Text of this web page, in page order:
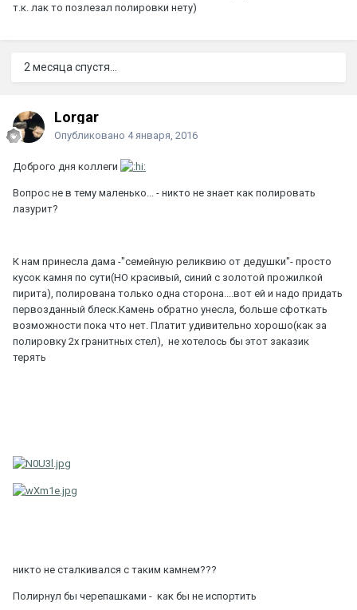
т.к. лак то позлезал полировки нету)
2 месяца спустя...
Lorgar
Опубликовано 4 января, 2016
Доброго дня коллеги
Вопрос не в тему маленько... - никто не знает как полировать
лазурит?
К нам принесла дама -"семейную реликвию от дедушки"- просто
кусок камня по сути(НО красивый, синий с золотой прожилкой
пирита), полирована только одна сторона....вот ей и надо придать
первозданный блеск.Камень обратно унесла, больше сфоткать
возможности пока что нет. Платит удивительно хорошо(как за
полировку 2х гранитных стел), не хотелось бы этот заказик
терять
никто не сталкивался с таким камнем???
Полирнул бы черепашками - как бы не испортить